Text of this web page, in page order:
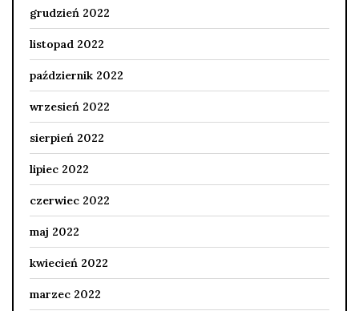
grudzień 2022
listopad 2022
październik 2022
wrzesień 2022
sierpień 2022
lipiec 2022
czerwiec 2022
maj 2022
kwiecień 2022
marzec 2022